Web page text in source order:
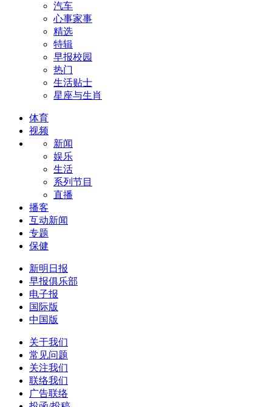
汽车
心事家事
精选
特辑
早报校园
热门
生活贴士
星座与生肖
体育
视频
新闻
娱乐
生活
系列节目
直播
播客
互动新闻
专题
保健
新明日报
早报俱乐部
电子报
国际版
中国版
关于我们
常见问题
关注我们
联络我们
广告联络